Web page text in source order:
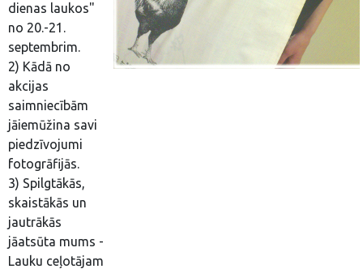
dienas laukos"
no 20.-21.
septembrim.
2) Kādā no
akcijas
saimniecībām
jāiemūžina savi
piedzīvojumi
fotogrāfijās.
3) Spilgtākās,
skaistākās un
jautrākās
jāatsūta mums -
Lauku ceļotājam